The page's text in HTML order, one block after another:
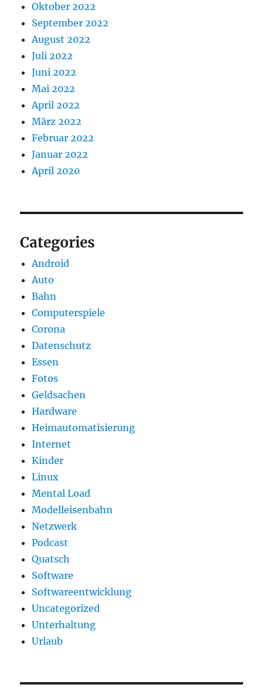
Oktober 2022
September 2022
August 2022
Juli 2022
Juni 2022
Mai 2022
April 2022
März 2022
Februar 2022
Januar 2022
April 2020
Categories
Android
Auto
Bahn
Computerspiele
Corona
Datenschutz
Essen
Fotos
Geldsachen
Hardware
Heimautomatisierung
Internet
Kinder
Linux
Mental Load
Modelleisenbahn
Netzwerk
Podcast
Quatsch
Software
Softwareentwicklung
Uncategorized
Unterhaltung
Urlaub